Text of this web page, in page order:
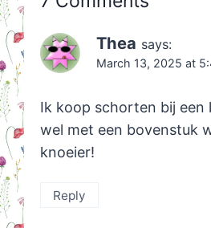
Thea says:
March 13, 2025 at
Ik koop schorten bij een
wel met een bovenstuk
knoeier!
Reply